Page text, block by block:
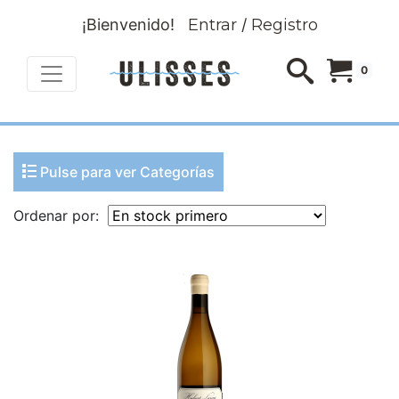
¡Bienvenido! Entrar/ Registro
0
Pulse para ver Categorías
Ordenar por: